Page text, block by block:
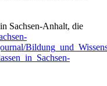
Sachsen-Anhalt, die